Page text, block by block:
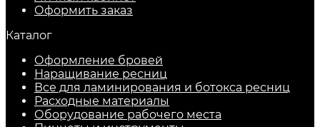
Оформить заказ
Каталог
Оформление бровей
Наращивание ресниц
Все для ламинирования и ботокса ресниц
Расходные материалы
Оборудование рабочего места